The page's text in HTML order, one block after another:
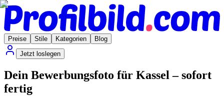
Preise Stile Kategorien
Blog
Jetzt loslegen
Dein Bewerbungsfoto für Kassel – sofort
fertig